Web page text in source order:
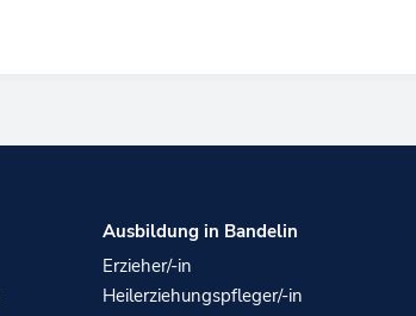
Ausbildung in Bandelin
Erzieher/-in
Heilerziehungspfleger/-in